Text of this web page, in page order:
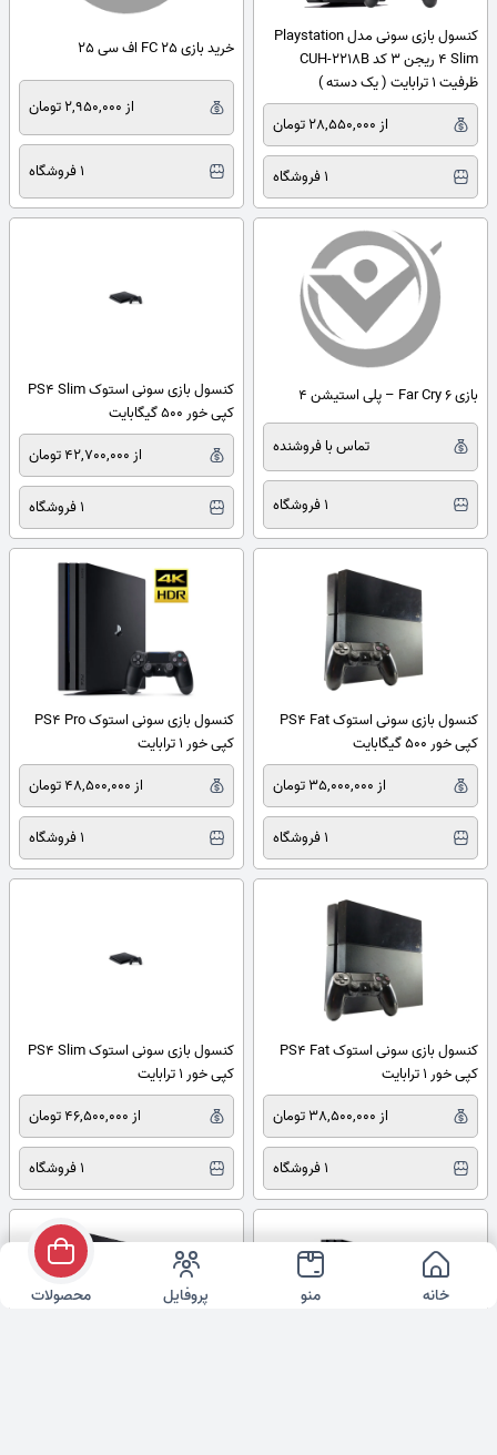
کنسول بازی سونی مدل Playstation
4 Slim ریجن 3 کد CUH-2218B
ظرفیت 1 ترابایت ( یک دسته )
از 28,550,000 تومان
1 فروشگاه
خرید بازی FC 25 اف سی 25
از 2,950,000 تومان
1 فروشگاه
بازی Far Cry 6 – پلی استیشن 4
تماس با فروشنده
1 فروشگاه
کنسول بازی سونی استوک PS4 Slim
کپی خور 500 گیگابایت
از 42,700,000 تومان
1 فروشگاه
کنسول بازی سونی استوک PS4 Fat
کپی خور 500 گیگابایت
از 35,000,000 تومان
1 فروشگاه
کنسول بازی سونی استوک PS4 Pro
کپی خور 1 ترابایت
از 48,500,000 تومان
1 فروشگاه
کنسول بازی سونی استوک PS4 Fat
کپی خور 1 ترابایت
از 38,500,000 تومان
1 فروشگاه
کنسول بازی سونی استوک PS4 Slim
کپی خور 1 ترابایت
از 46,500,000 تومان
1 فروشگاه
خانه منو پروفایل محصولات